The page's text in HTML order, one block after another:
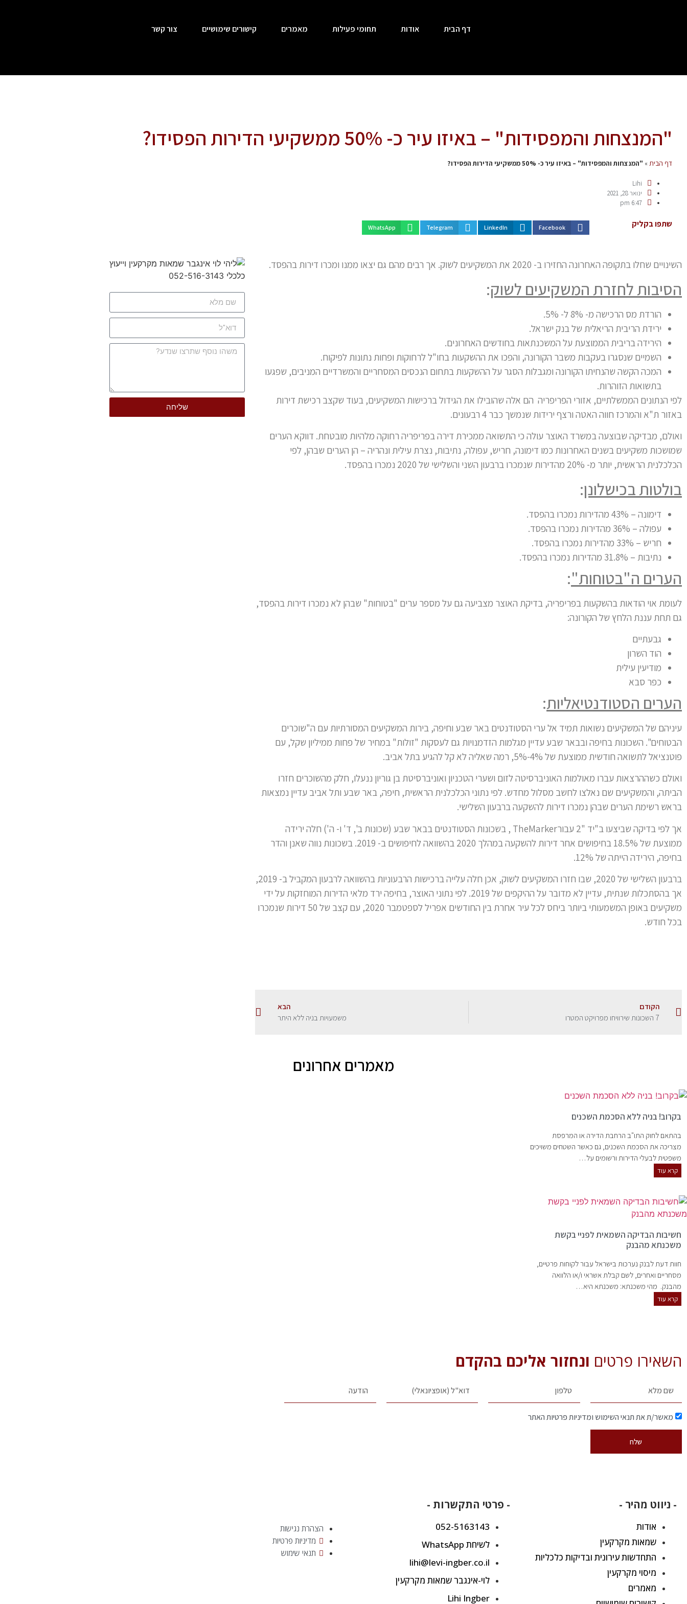
דף הבית אודות תחומי פעילות מאמרים קישורים שימושיים צור קשר
"המנצחות והמפסידות" – באיזו עיר כ- 50% ממשקיעי הדירות הפסידו?
דף הבית » "המנצחות והמפסידות" – באיזו עיר כ- 50% ממשקיעי הדירות הפסידו?
Lihi
ינואר 28, 2021
6:47 pm
שתפו בקליק Facebook
LinkedIn
Telegram
WhatsApp
השינויים שחלו בתקופה האחרונה החזירו ב- 2020 את המשקיעים לשוק. אך רבים מהם גם יצאו ממנו ומכרו דירות בהפסד.
הסיבות לחזרת המשקיעים לשוק:
הורדת מס הרכישה מ- 8% ל- 5%.
ירידת הריבית הריאלית של בנק ישראל.
הירידה בריבית הממוצעת על המשכנתאות בחודשים האחרונים.
השמיים שנסגרו בעקבות משבר הקורונה, והפכו את ההשקעות בחו"ל לרחוקות ופחות נתונות לפיקוח.
המכה הקשה שהנחיתו הקורונה ומגבלות הסגר על ההשקעות בתחום הנכסים המסחריים והמשרדיים המניבים, שפגעו
בתשואות הזוהרות.
לפי הנתונים הממשלתיים, אזורי הפריפריה הם אלה שהובילו את הגידול ברכישות המשקיעים, בעוד שקצב רכישת דירות
באזור ת"א והמרכז חווה האטה ורצף ירידות שנמשך כבר 4 רבעונים.
ואולם, מבדיקה שבוצעה במשרד האוצר עולה כי התשואה ממכירת דירה בפריפריה רחוקה מלהיות מובטחת. דווקא הערים
שמושכות משקיעים בשנים האחרונות כמו דימונה, חריש, עפולה, נתיבות, נצרת עילית ונהריה – הן הערים שבהן, לפי
הכלכלנית הראשית, יותר מ- 20% מהדירות שנמכרו ברבעון השני והשלישי של 2020 נמכרו בהפסד.
בולטות בכישלונן:
דימונה – 43% מהדירות נמכרו בהפסד.
עפולה – 36% מהדירות נמכרו בהפסד.
חריש – 33% מהדירות נמכרו בהפסד.
נתיבות – 31.8% מהדירות נמכרו בהפסד.
הערים ה"בטוחות":
לעומת אוי הודאות בהשקעות בפריפריה, בדיקת האוצר מצביעה גם על מספר ערים "בטוחות" שבהן לא נמכרו דירות בהפסד,
גם תחת עננת הלחץ של הקורונה:
גבעתיים
הוד השרון
מודיעין עילית
כפר סבא
הערים הסטודנטיאליות:
עיניהם של המשקיעים נשואות תמיד אל ערי הסטודנטים באר שבע וחיפה, בירות המשקיעים המסורתיות עם ה"שוכרים
הבטוחים". השכונות בחיפה ובבאר שבע עדיין מגלמות הזדמנויות גם לעסקות "זולות" במחיר של פחות ממיליון שקל, עם
פוטנציאל לתשואה חודשית ממוצעת של 4%-5%, רמה שאליה לא קל להגיע בתל אביב.
ואולם כשההרצאות עברו מאולמות האוניברסיטה לזום ושערי הטכניון ואוניברסיטת בן גוריון ננעלו, חלק מהשוכרים חזרו
הביתה, והמשקיעים שם נאלצו לחשב מסלול מחדש. לפי נתוני הכלכלנית הראשית, חיפה, באר שבע ותל אביב עדיין נמצאות
בראש רשימת הערים שבהן נמכרו דירות להשקעה ברבעון השלישי.
אך לפי בדיקה שביצעו ב"יד "2 עבורTheMarker , בשכונות הסטודנטים בבאר שבע (שכונות ב', ד' ו- ה') חלה ירידה
ממוצעת של 18.5% בחיפושים אחר דירות להשקעה במהלך 2020 בהשוואה לחיפושים ב- 2019. בשכונות נווה שאנן והדר
בחיפה, הירידה הייתה של 12%.
ברבעון השלישי של 2020, שבו חזרו המשקיעים לשוק, אכן חלה עלייה ברכישות הרבעוניות בהשוואה לרבעון המקביל ב- 2019,
אך בהסתכלות שנתית, עדיין לא מדובר על ההיקפים של 2019. לפי נתוני האוצר, בחיפה ירד מלאי הדירות המוחזקות על ידי
משקיעים באופן המשמעותי ביותר ביחס לכל עיר אחרת בין החודשים אפריל לספטמבר 2020, עם קצב של 50 דירות שנמכרו
בכל חודש.
הקודם
7 השכונות שירוויחו מפרויקט המטרו
הבא
משמעויות בניה ללא היתר
שליחה
מאמרים אחרונים
בקרוב! בניה ללא הסכמת השכנים
בהתאם לחוק התו"ב הרחבת הדירה או המרפסת
מצריכה את הסכמת השכנים, גם כאשר השטחים משויכים
משפטית לבעלי הדירות ורשומים על…
קרא עוד
חשיבות הבדיקה השמאית לפניי בקשת
משכנתא מהבנק
חוות דעת לבנק נערכות בישראל עבור לקוחות פרטיים,
מסחריים ואחרים, לשם קבלת אשראי ו/או הלוואה
מהבנק. מהי משכנתא: משכנתא היא…
קרא עוד
השאירו פרטים ונחזור אליכם בהקדם
מאשר/ת את תנאי השימוש ומדיניות פרטיות האתר
שלח
- ניווט מהיר -
אודות
שמאות מקרקעין
התחדשות עירונית ובדיקות כלכליות
מיסוי מקרקעין
מאמרים
- פרטי התקשרות -
052-5163143
לשיחת WhatsApp
lihi@levi-ingber.co.il
לוי-אינגבר שמאות מקרקעין
Lihi Ingber
הצהרת נגישות
מדיניות פרטיות
תנאי שימוש